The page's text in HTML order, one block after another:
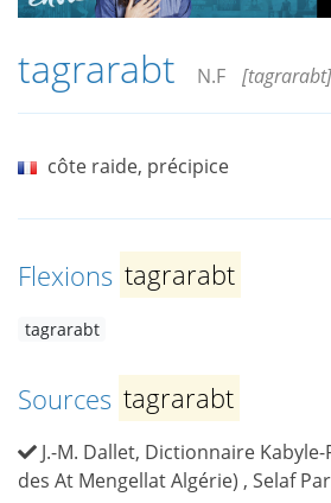
tagrarabt N.F [tagrarabt]
côte raide, précipice
Flexions tagrarabt
tagrarabt
Sources tagrarabt
J.-M. Dallet, Dictionnaire
des At Mengellat Algérie) , Selaf